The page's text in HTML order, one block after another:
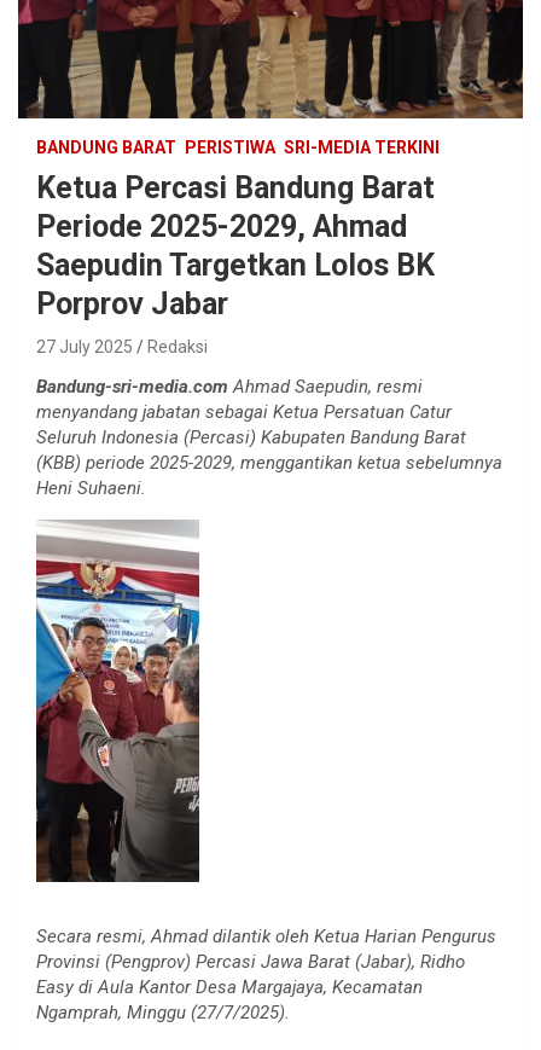
BANDUNG BARAT PERISTIWA SRI-MEDIA TERKINI
Ketua Percasi Bandung Barat
Periode 2025-2029, Ahmad
Saepudin Targetkan Lolos BK
Porprov Jabar
27 July 2025 Redaksi
Bandung-sri-media.com Ahmad Saepudin, resmi
menyandang jabatan sebagai Ketua Persatuan Catur
Seluruh Indonesia (Percasi) Kabupaten Bandung Barat
(KBB) periode 2025-2029, menggantikan ketua sebelumnya
Heni Suhaeni.
Secara resmi, Ahmad dilantik oleh Ketua Harian Pengurus
Provinsi (Pengprov) Percasi Jawa Barat (Jabar), Ridho
Easy di Aula Kantor Desa Margajaya, Kecamatan
Ngamprah, Minggu (27/7/2025).